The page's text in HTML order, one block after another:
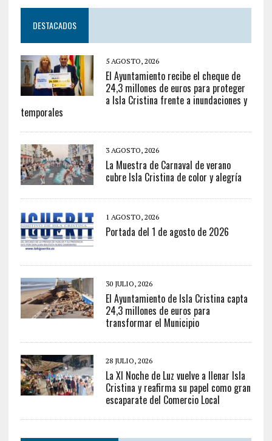
DESTACADOS
5 AGOSTO, 2026
El Ayuntamiento recibe el cheque de
24,3 millones de euros para proteger
a Isla Cristina frente a inundaciones y
temporales
3 AGOSTO, 2026
La Muestra de Carnaval de verano
cubre Isla Cristina de color y alegría
1 AGOSTO, 2026
Portada del 1 de agosto de 2026
30 JULIO, 2026
El Ayuntamiento de Isla Cristina capta
24,3 millones de euros para
transformar el Municipio
28 JULIO, 2026
La XI Noche de Luz vuelve a llenar Isla
Cristina y reafirma su papel como gran
escaparate del Comercio Local